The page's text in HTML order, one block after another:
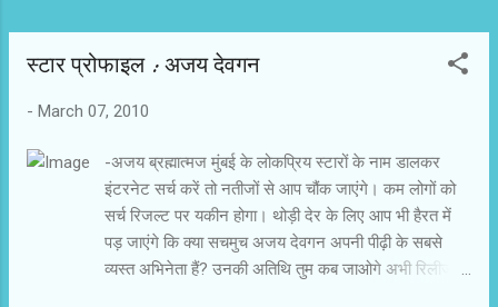
स्‍टार प्रोफाइल : अजय देवगन
- March 07, 2010
-अजय ब्रह्मात्‍मज मुंबई के लोकप्रिय स्टारों के नाम डालकर
इंटरनेट सर्च करें तो नतीजों से आप चौंक जाएंगे। कम लोगों को
सर्च रिजल्ट पर यकीन होगा। थोड़ी देर के लिए आप भी हैरत में
पड़ जाएंगे कि क्या सचमुच अजय देवगन अपनी पीढ़ी के सबसे
व्यस्त अभिनेता हैं? उनकी अतिथि तुम कब जाओगे अभी रिलीज